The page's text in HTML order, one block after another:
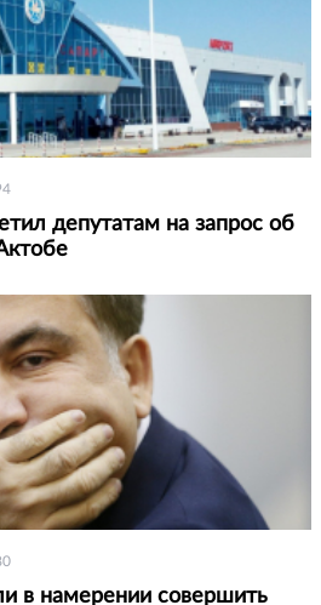
депутатам на запрос об
в намерении совершить